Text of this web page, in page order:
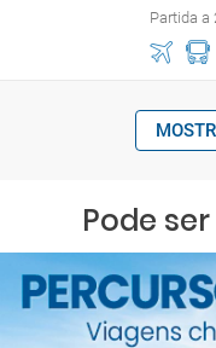
Partida a
Pode